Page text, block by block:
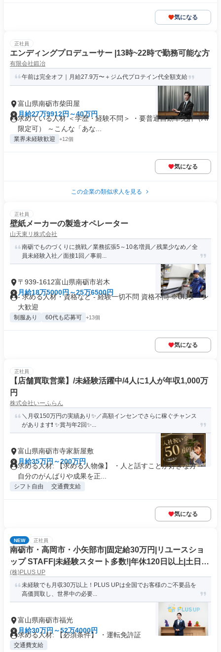
気になる
正社員
エンディングプロデューサー |13時~22時で勤務可能な方
有限会社鍛冶
午前は完全オフ｜月給27.9万〜＋ジム代プロテイン代全額支給
富山県南砺市柴田屋
月給27万9912円～40万円
求めている人材 ＜学歴・経験不問＞ ・要普通自動車免許（AT
限定可） ～こんな「あな...
業界未経験歓迎 +12個
気になる
この企業の類似求人を見る
正社員
壁紙メーカーの製造オペレーター
山天東リ株式会社
南砺でものづくりに挑戦／業務拡張5～10名増員／残業少なめ／全
員未経験入社／面接1回／事前...
〒939-1612富山県南砺市岩木
月給18万5000円～25万6500円
- 求める人材・資格など - 経験一切不問 資格不問 ※UIJターン
大歓迎
制服あり 60代も応募可 +13個
気になる
正社員
【店舗買取営業】/未経験活躍中/4人に1人が年収1,000万
円
株式会社いーふらん
＼月収150万円の実績あり✨／高額インセンでさらに稼ぐチャンス
があります❗ ✨賞与年2回✨...
富山県南砺市寺家新屋敷
月給35万円～200万円
求める人材: 【求める人物像】 ・人と話すことが好きな方 ・
自分のがんばりや成果を正...
シフト自由 交通費支給
気になる
NEW 正社員
南砺市・高岡市・小矢部市|固定給30万円|リユースショ
ップ STAFF|未経験スタート多数!|年休120日以上|土日お
休み
(株)PLUS UP
未経験でも月収30万以上！PLUS UPは全国でお客様のご不要品を
高価買取し、世界中の必要...
富山県南砺市福光
月給30万円～52万4000円
求める人材: 【必須条件】 ・運転免許証
交通費支給